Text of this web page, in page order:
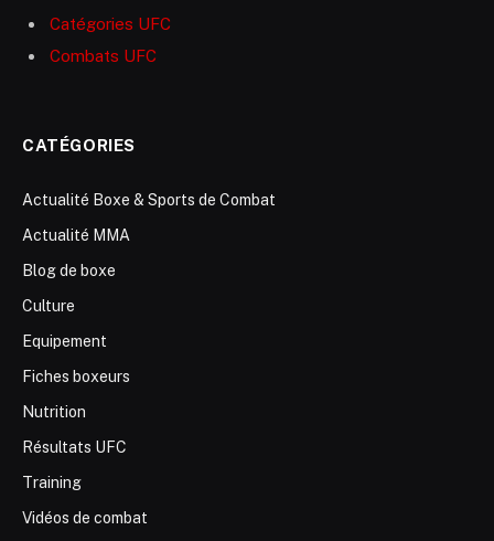
Catégories UFC
Combats UFC
CATÉGORIES
Actualité Boxe & Sports de Combat
Actualité MMA
Blog de boxe
Culture
Equipement
Fiches boxeurs
Nutrition
Résultats UFC
Training
Vidéos de combat